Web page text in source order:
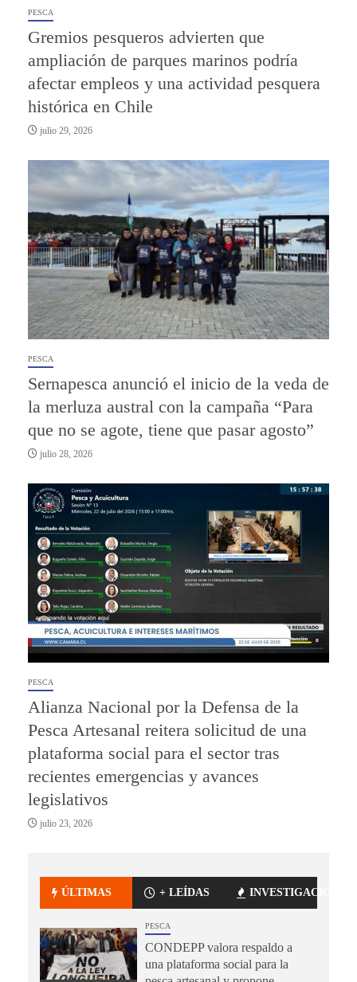
PESCA
Gremios pesqueros advierten que
ampliación de parques marinos podría
afectar empleos y una actividad pesquera
histórica en Chile
julio 29, 2026
PESCA
Sernapesca anunció el inicio de la veda de
la merluza austral con la campaña “Para
que no se agote, tiene que pasar agosto”
julio 28, 2026
PESCA
Alianza Nacional por la Defensa de la
Pesca Artesanal reitera solicitud de una
plataforma social para el sector tras
recientes emergencias y avances
legislativos
julio 23, 2026
ÚLTIMAS + LEÍDAS INVESTIGACIÓN
PESCA
CONDEPP valora respaldo a
una plataforma social para la